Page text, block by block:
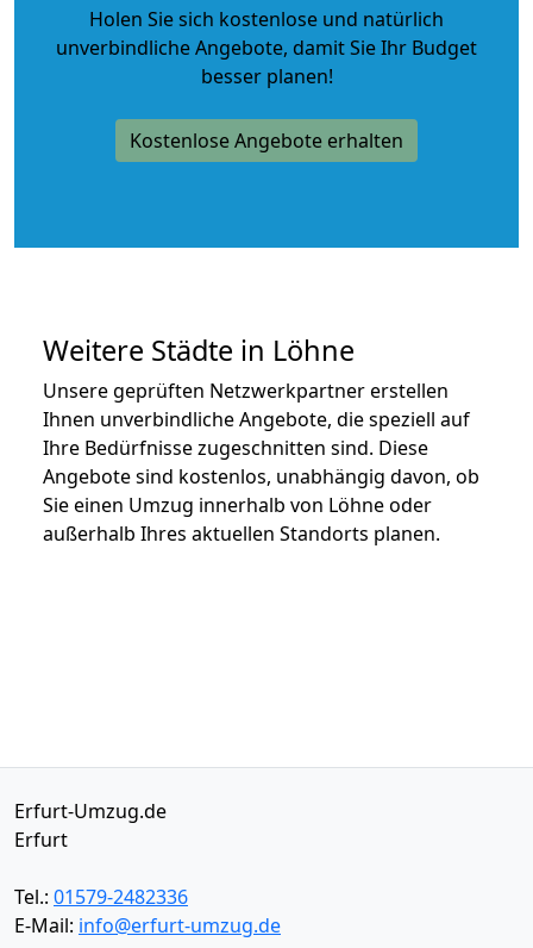
Holen Sie sich kostenlose und natürlich
unverbindliche Angebote, damit Sie Ihr Budget
besser planen!
Kostenlose Angebote erhalten
Weitere Städte in Löhne
Unsere geprüften Netzwerkpartner erstellen
Ihnen unverbindliche Angebote, die speziell auf
Ihre Bedürfnisse zugeschnitten sind. Diese
Angebote sind kostenlos, unabhängig davon, ob
Sie einen Umzug innerhalb von Löhne oder
außerhalb Ihres aktuellen Standorts planen.
Erfurt-Umzug.de
Erfurt
Tel.: 01579-2482336
E-Mail: info@erfurt-umzug.de